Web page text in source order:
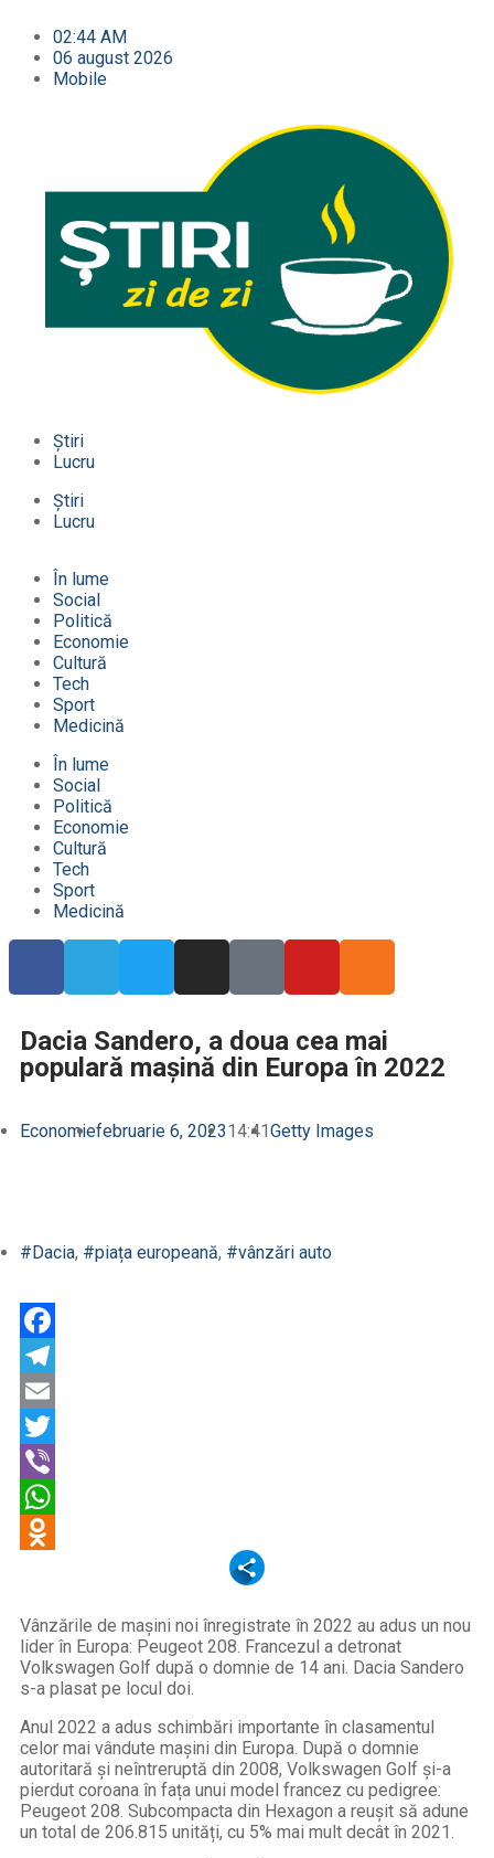
02:44 AM
06 august 2026
Mobile
Știri
Lucru
Știri
Lucru
În lume
Social
Politică
Economie
Cultură
Tech
Sport
Medicină
În lume
Social
Politică
Economie
Cultură
Tech
Sport
Medicină
Dacia Sandero, a doua cea mai
populară mașină din Europa în 2022
Economiefebruarie 6, 202314:41Getty Images
#Dacia, #piața europeană, #vânzări auto
Odnoklassniki
Vânzările de mașini noi înregistrate în 2022 au adus un nou
lider în Europa: Peugeot 208. Francezul a detronat
Volkswagen Golf după o domnie de 14 ani. Dacia Sandero
s-a plasat pe locul doi.
Anul 2022 a adus schimbări importante în clasamentul
celor mai vândute mașini din Europa. După o domnie
autoritară și neîntreruptă din 2008, Volkswagen Golf și-a
pierdut coroana în fața unui model francez cu pedigree:
Peugeot 208. Subcompacta din Hexagon a reușit să adune
un total de 206.815 unități, cu 5% mai mult decât în 2021.